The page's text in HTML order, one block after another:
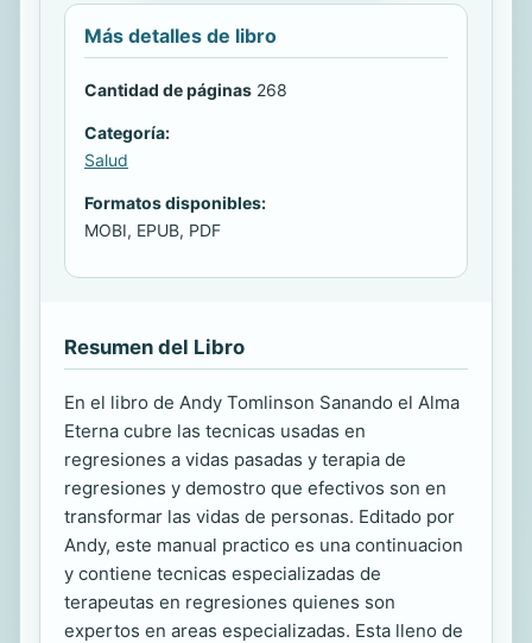
Más detalles de libro
Cantidad de páginas 268
Categoría:
Salud
Formatos disponibles:
MOBI, EPUB, PDF
Resumen del Libro
En el libro de Andy Tomlinson Sanando el Alma
Eterna cubre las tecnicas usadas en
regresiones a vidas pasadas y terapia de
regresiones y demostro que efectivos son en
transformar las vidas de personas. Editado por
Andy, este manual practico es una continuacion
y contiene tecnicas especializadas de
terapeutas en regresiones quienes son
expertos en areas especializadas. Esta lleno de